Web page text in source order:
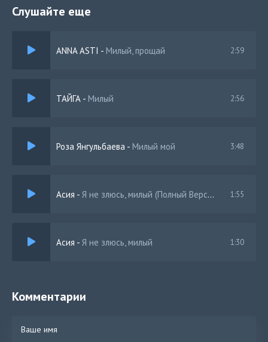
Слушайте еще
ANNA ASTI - Милый, прощай 2:59
ТАЙГА - Милый 2:56
Роза Янгульбаева - Милый мой 3:48
Асия - Я не злюсь, милый (Полный Версия) 1:55
Асия - Я не злюсь, милый 1:30
Комментарии